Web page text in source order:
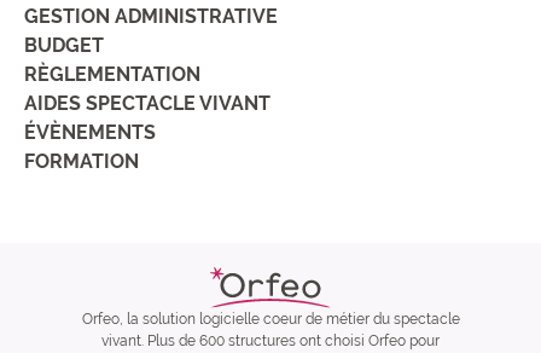
GESTION ADMINISTRATIVE
BUDGET
RÈGLEMENTATION
AIDES SPECTACLE VIVANT
ÉVÈNEMENTS
FORMATION
Orfeo, la solution logicielle coeur de métier du spectacle
vivant. Plus de 600 structures ont choisi Orfeo pour